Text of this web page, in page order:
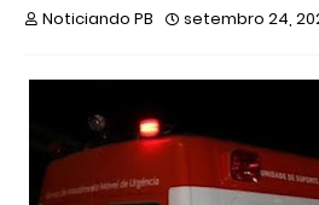
Noticiando PB setembro 24,